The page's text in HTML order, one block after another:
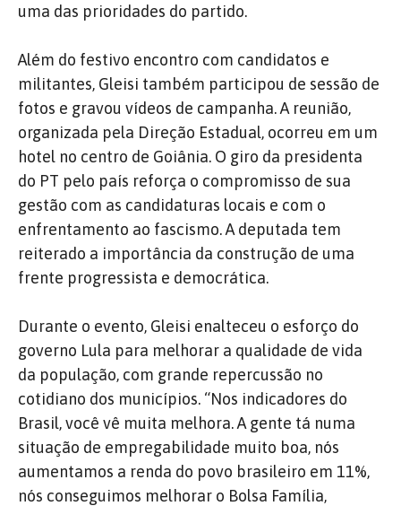
uma das prioridades do partido.
Além do festivo encontro com candidatos e
militantes, Gleisi também participou de sessão de
fotos e gravou vídeos de campanha. A reunião,
organizada pela Direção Estadual, ocorreu em um
hotel no centro de Goiânia. O giro da presidenta
do PT pelo país reforça o compromisso de sua
gestão com as candidaturas locais e com o
enfrentamento ao fascismo. A deputada tem
reiterado a importância da construção de uma
frente progressista e democrática.
Durante o evento, Gleisi enalteceu o esforço do
governo Lula para melhorar a qualidade de vida
da população, com grande repercussão no
cotidiano dos municípios. “Nos indicadores do
Brasil, você vê muita melhora. A gente tá numa
situação de empregabilidade muito boa, nós
aumentamos a renda do povo brasileiro em 11%,
nós conseguimos melhorar o Bolsa Família,